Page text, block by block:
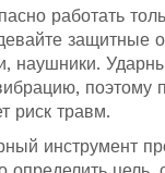
работать
защитные
наушники.
поэтому
риск травм.
инструмент